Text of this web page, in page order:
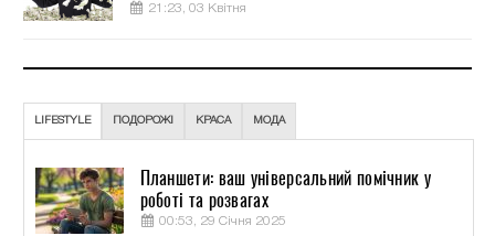
21:23, 03 Квітня
LIFESTYLE ПОДОРОЖІ КРАСА МОДА
Планшети: ваш універсальний помічник у
роботі та розвагах
00:53, 29 Січня 2025